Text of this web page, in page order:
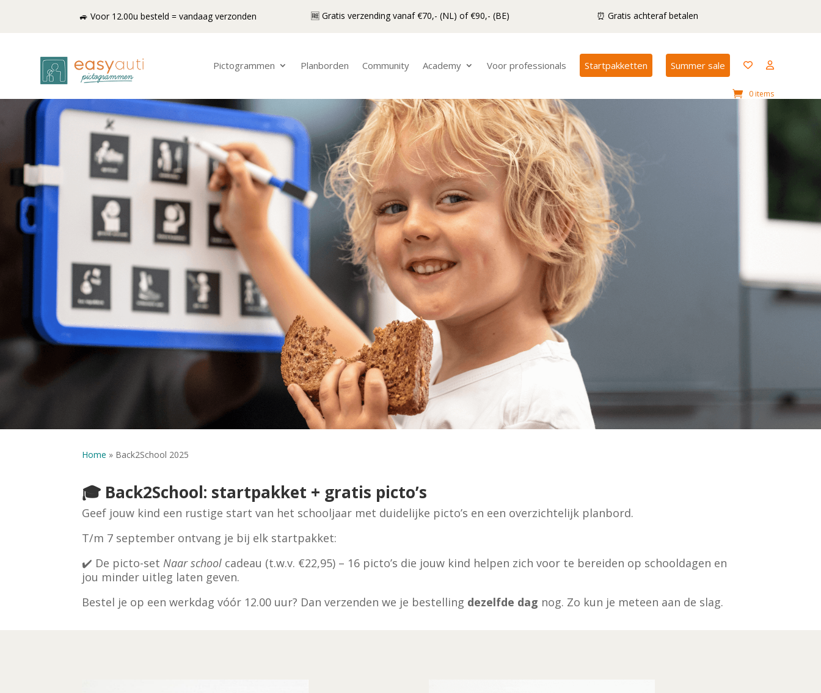
🚙 Voor 12.00u besteld = vandaag verzonden 🆓 Gratis verzending vanaf €70,- (NL) of €90,- (BE) ⏰ Gratis achteraf betalen
Pictogrammen Planborden Community Academy Voor professionals Startpakketten Summer sale
0 items
Home » Back2School 2025
🎓 Back2School: startpakket + gratis picto’s
Geef jouw kind een rustige start van het schooljaar met duidelijke picto’s en een overzichtelijk planbord.
T/m 7 september ontvang je bij elk startpakket:
✔️ De picto-set Naar school cadeau (t.w.v. €22,95) – 16 picto’s die jouw kind helpen zich voor te bereiden op schooldagen en
jou minder uitleg laten geven.
Bestel je op een werkdag vóór 12.00 uur? Dan verzenden we je bestelling dezelfde dag nog. Zo kun je meteen aan de slag.